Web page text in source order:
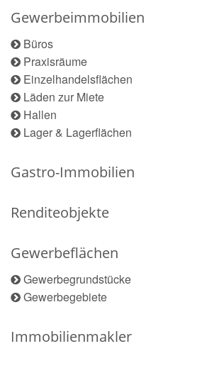
Gewerbeimmobilien
Büros
Praxisräume
Einzelhandelsflächen
Läden zur Miete
Hallen
Lager & Lagerflächen
Gastro-Immobilien
Renditeobjekte
Gewerbeflächen
Gewerbegrundstücke
Gewerbegebiete
Immobilienmakler